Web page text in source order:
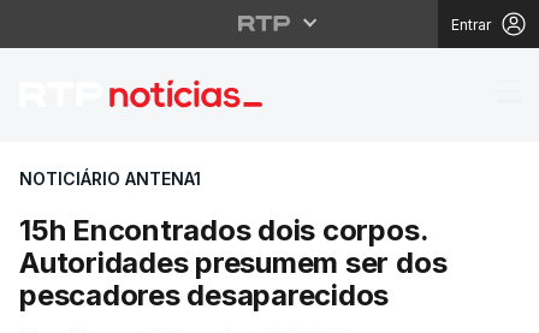
Entrar
15h Encontrados
NOTICIÁRIO ANTENA1
15h Encontrados dois corpos.
Autoridades presumem ser dos
pescadores desaparecidos